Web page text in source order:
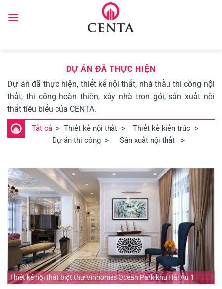
DỰ ÁN ĐÃ THỰC HIỆN
Dự án đã thực hiện, thiết kế nội thất, nhà thầu thi công nội
thất, thi công hoàn thiện, xây nhà trọn gói, sản xuất nội
thất tiêu biểu của CENTA.
Tất cả> Thiết kế nội thất> Thiết kế kiến trúc>
Dự án thi công > Sản xuất nội thất >
Thiết kế nội thất biệt thự Vinhomes Ocean Park khu Hải Âu 1